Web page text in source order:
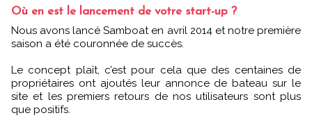
Où en est le lancement de votre start-up ?
Nous avons lancé Samboat en avril 2014 et notre première
saison a été couronnée de succès.
Le concept plaît, c’est pour cela que des centaines de
propriétaires ont ajoutés leur annonce de bateau sur le
site et les premiers retours de nos utilisateurs sont plus
que positifs.